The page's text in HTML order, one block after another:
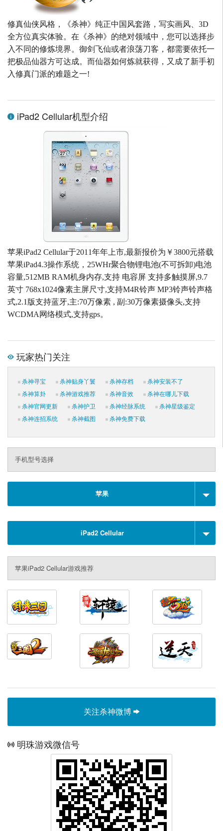
修真仙侠风格，《杀神》纯正中国风套路，写实画风、3D
全方位真实体验。在《杀神》的绝对领域中，您可以选择步
入不同的修炼境界。御剑飞仙或者浪荡刀客，都需要依托一
把极品仙器方可达成。而仙器如何炼就获得，又成了新手初
入修真门派的难题之一!
iPad2 Cellular机型介绍
苹果iPad2 Cellular于2011年年上市,最新报价为￥3800元搭载
苹果iPad4.3操作系统，25WHr聚合物锂电池(不可拆卸)电池
容量,512MB RAM机身内存,支持 电容屏 支持多触摸屏,9.7
英寸 768x1024像素主屏尺寸,支持M4R铃声 MP3铃声铃声格
式,2.1版支持蓝牙,主:70万像素 , 副:30万像素摄像头,支持
WCDMA网络模式,支持gps。
玩家热门关注
杀神寻宝 杀神贴身丫鬟 杀神存档
杀神安装不了
杀神算卦
杀神游戏推荐 杀神音效
杀神在哪儿下载
杀神官网更新
杀神护卫 杀神经脉系统
杀神星级鉴定
杀神连招系统
杀神截图 杀神免费下载
手机型号选择
苹果
iPad2 Cellular
苹果iPad2 Cellular游戏推荐
关注杀神微博
明珠游戏微信号